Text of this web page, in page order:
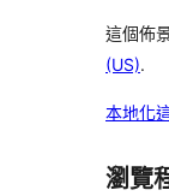
這個佈
(US).
本地化
瀏覽